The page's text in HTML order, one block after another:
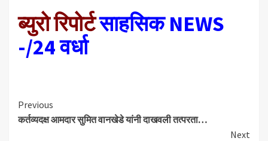
ब्युरो रिपोर्टसाहसिक NEWS
-/24 वर्धा
Continue
Reading
Previous
कर्तव्यदक्ष आमदार सुमित वानखेडे यांनी दाखवली तत्परता…
Next